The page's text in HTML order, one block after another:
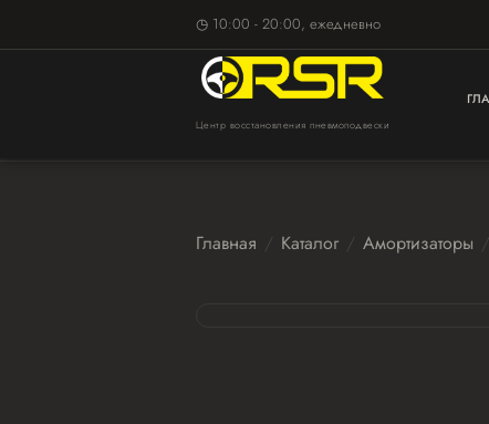
◷ 10:00 - 20:00, ежедневно
Центр восстановления пневмоподвески
Главная Каталог Амортизаторы